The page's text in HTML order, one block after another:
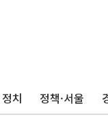
정치 정책·서울